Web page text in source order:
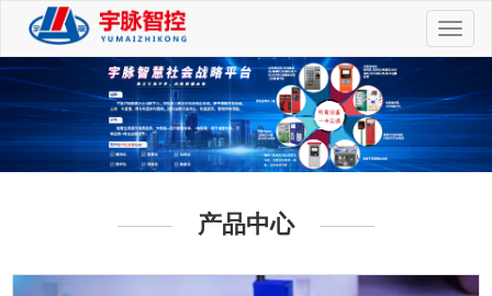
切
换
航
产品中心